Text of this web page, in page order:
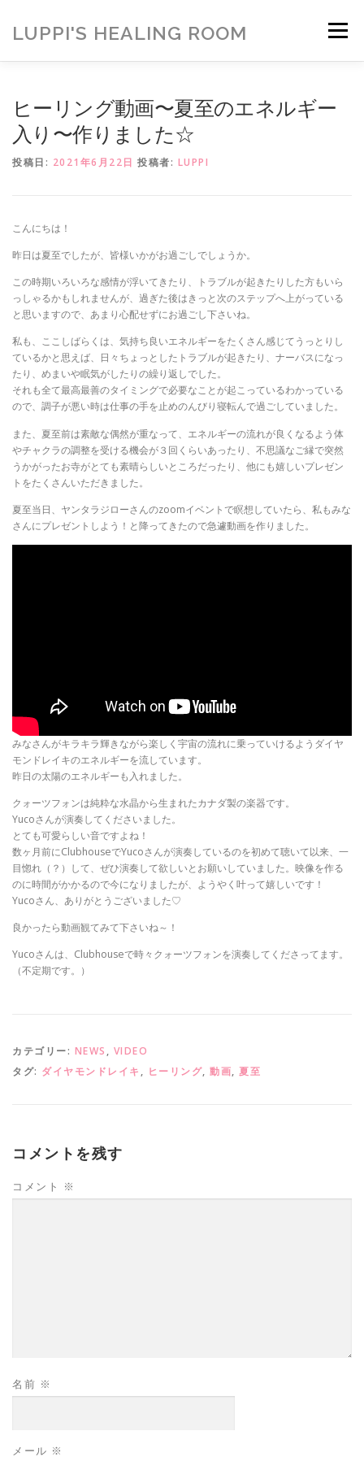
LUPPI'S HEALING ROOM メニュー
ヒーリング動画〜夏至のエネルギー
入り〜作りました☆
投稿日: 2021年6月22日 投稿者: LUPPI
こんにちは！
昨日は夏至でしたが、皆様いかがお過ごしでしょうか。
この時期いろいろな感情が浮いてきたり、トラブルが起きたりした方もいら
っしゃるかもしれませんが、過ぎた後はきっと次のステップへ上がっている
と思いますので、あまり心配せずにお過ごし下さいね。
私も、ここしばらくは、気持ち良いエネルギーをたくさん感じてうっとりし
ているかと思えば、日々ちょっとしたトラブルが起きたり、ナーバスになっ
たり、めまいや眠気がしたりの繰り返しでした。
それも全て最高最善のタイミングで必要なことが起こっているわかっている
ので、調子が悪い時は仕事の手を止めのんびり寝転んで過ごしていました。
また、夏至前は素敵な偶然が重なって、エネルギーの流れが良くなるよう体
やチャクラの調整を受ける機会が３回くらいあったり、不思議なご縁で突然
うかがったお寺がとても素晴らしいところだったり、他にも嬉しいプレゼン
トをたくさんいただきました。
夏至当日、ヤンタラジローさんのzoomイベントで瞑想していたら、私もみな
さんにプレゼントしよう！と降ってきたので急遽動画を作りました。
みなさんがキラキラ輝きながら楽しく宇宙の流れに乗っていけるようダイヤ
モンドレイキのエネルギーを流しています。
昨日の太陽のエネルギーも入れました。
クォーツフォンは純粋な水晶から生まれたカナダ製の楽器です。
Yucoさんが演奏してくださいました。
とても可愛らしい音ですよね！
数ヶ月前にClubhouseでYucoさんが演奏しているのを初めて聴いて以来、一
目惚れ（？）して、ぜひ演奏して欲しいとお願いしていました。映像を作る
のに時間がかかるので今になりましたが、ようやく叶って嬉しいです！
Yucoさん、ありがとうございました♡
良かったら動画観てみて下さいね～！
Yucoさんは、Clubhouseで時々クォーツフォンを演奏してくださってます。
（不定期です。）
カテゴリー: NEWS , VIDEO
タグ: ダイヤモンドレイキ , ヒーリング, 動画, 夏至
コメントを残す
コメント ※
名前 ※
メール ※